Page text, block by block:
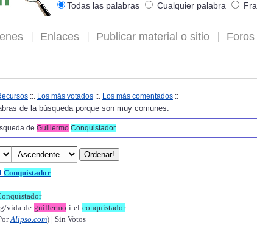
Todas las palabras Cualquier palabra
Enlaces Publicar material o sitio Foros
::. Los más votados ::. Los más comentados ::
de la búsqueda porque son muy comunes:
de Guillermo Conquistador
Conquistador
vida-de-guillermo-i-el-conquistador
Alipso.com) | Sin Votos